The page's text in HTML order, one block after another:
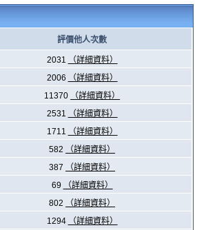
評價他人次數
2031
（詳細資料）
2006
（詳細資料）
11370
（詳細資料）
2531
（詳細資料）
1711
（詳細資料）
582
（詳細資料）
387
（詳細資料）
69
（詳細資料）
802
（詳細資料）
1294
（詳細資料）